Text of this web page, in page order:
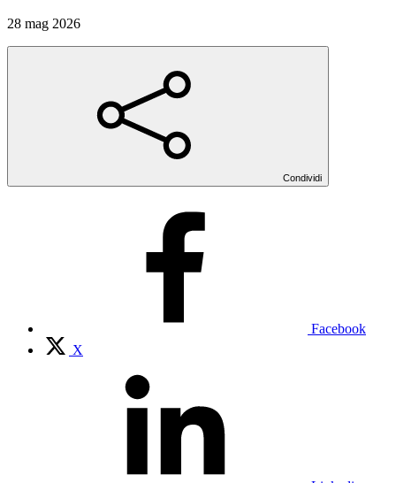
28 mag 2026
Condividi
Facebook
X